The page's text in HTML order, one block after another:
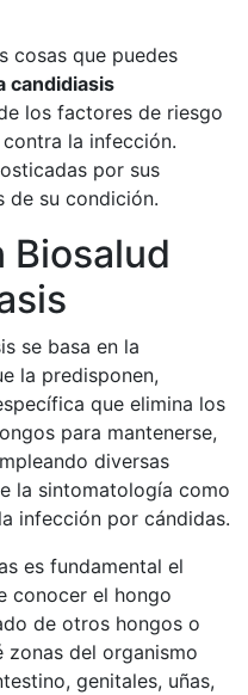
cosas que puedes
candidiasis
los factores de riesgo
la infección.
por sus
de su condición.
Biosalud
se basa en la
la predisponen,
que elimina los
para mantenerse,
diversas
la sintomatología como
infección por cándidas.
es fundamental el
conocer el hongo
de otros hongos o
zonas del organismo
genitales, uñas,